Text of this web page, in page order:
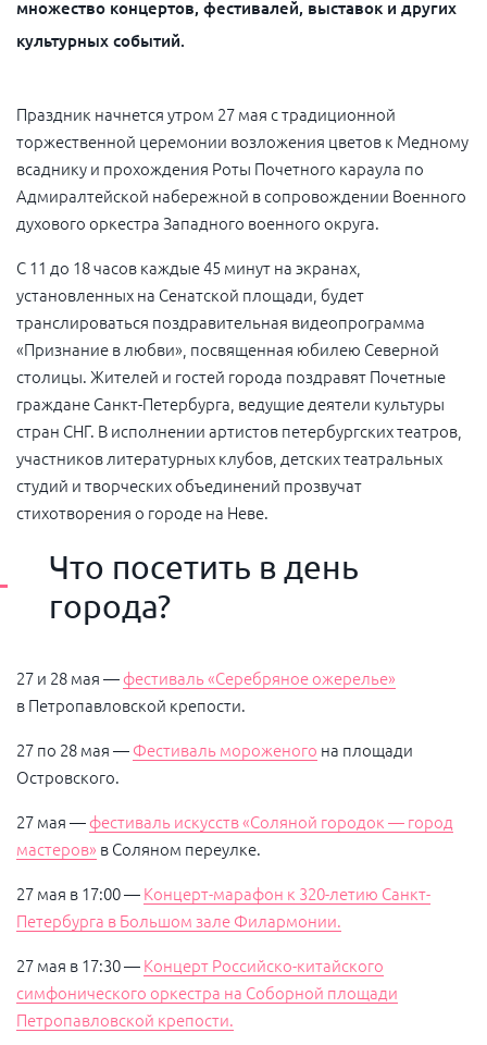
множество концертов, фестивалей, выставок и других
культурных событий.
Праздник начнется утром 27 мая с традиционной
торжественной церемонии возложения цветов к Медному
всаднику и прохождения Роты Почетного караула по
Адмиралтейской набережной в сопровождении Военного
духового оркестра Западного военного округа.
С 11 до 18 часов каждые 45 минут на экранах,
установленных на Сенатской площади, будет
транслироваться поздравительная видеопрограмма
«Признание в любви», посвященная юбилею Северной
столицы. Жителей и гостей города поздравят Почетные
граждане Санкт-Петербурга, ведущие деятели культуры
стран СНГ. В исполнении артистов петербургских театров,
участников литературных клубов, детских театральных
студий и творческих объединений прозвучат
стихотворения о городе на Неве.
Что посетить в день
города?
27 и 28 мая —фестиваль «Серебряное ожерелье»
в Петропавловской крепости.
27 по 28 мая —Фестиваль мороженого на площади
Островского.
27 мая —фестиваль искусств «Соляной городок — город
мастеров» в Соляном переулке.
27 мая в 17:00 —Концерт-марафон к 320-летию Санкт-
Петербурга в Большом зале Филармонии.
27 мая в 17:30 —Концерт Российско-китайского
симфонического оркестра на Соборной площади
Петропавловской крепости.